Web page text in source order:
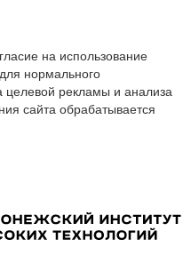
на использование
нормального
целевой рекламы и анализа
сайта обрабатывается